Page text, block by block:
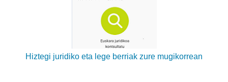
Hiztegi juridiko eta lege berriak zure mugikorrean